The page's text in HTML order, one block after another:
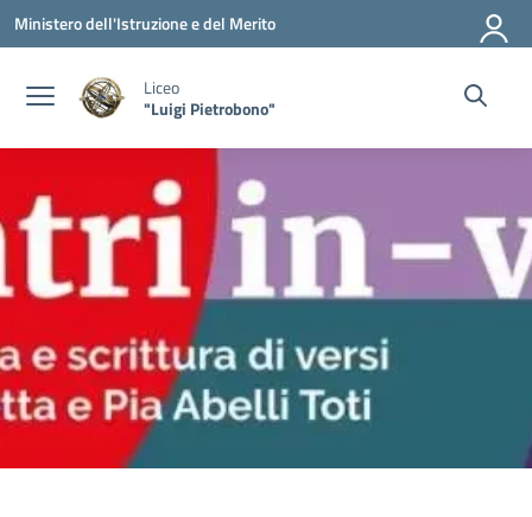
Vai ai contenuti
Vai al menu di navigazione
Vai al footer
Ministero dell'Istruzione e del Merito
Liceo
"Luigi Pietrobono"